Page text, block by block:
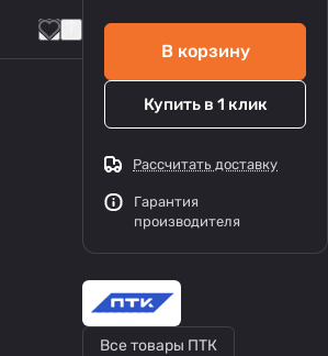
В корзину
Купить в 1 клик
Рассчитать доставку
Гарантия
производителя
Все товары ПТК